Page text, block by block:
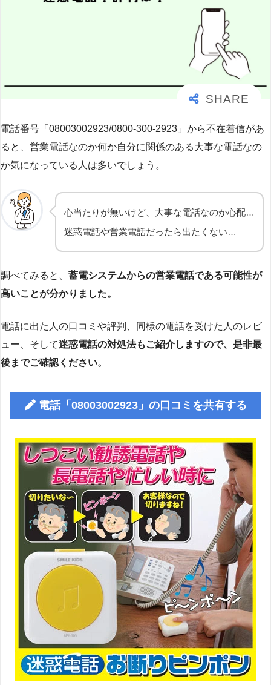
電話番号「08003002923/0800-300-2923」から不在着信があ
ると、営業電話なのか何か自分に関係のある大事な電話なの
か気になっている人は多いでしょう。
心当たりが無いけど、大事な電話なのか心配…
迷惑電話や営業電話だったら出たくない…
調べてみると、 蓄電システムからの営業電話である可能性が
高いことが分かりました。
電話に出た人の口コミや評判、同様の電話を受けた人のレビ
ュー、そして迷惑電話の対処法もご紹介しますので、是非最
後までご確認ください。
電話「08003002923」の口コミを共有する